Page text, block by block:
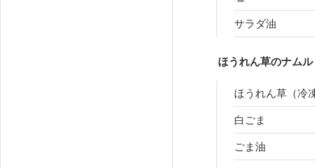
サラダ油
ほうれん草のナムル
ほうれん草（冷
白ごま
ごま油